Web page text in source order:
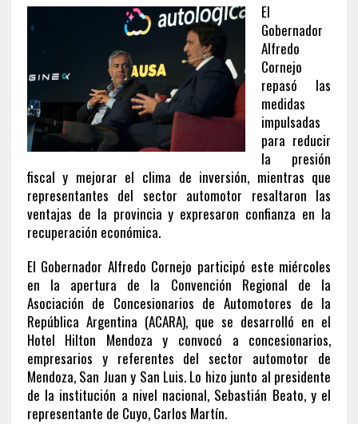
El
Gobernador
Alfredo
Cornejo
repasó las
medidas
impulsadas
para reducir
la presión
fiscal y mejorar el clima de inversión, mientras que
representantes del sector automotor resaltaron las
ventajas de la provincia y expresaron confianza en la
recuperación económica.
El Gobernador Alfredo Cornejo participó este miércoles
en la apertura de la Convención Regional de la
Asociación de Concesionarios de Automotores de la
República Argentina (ACARA), que se desarrolló en el
Hotel Hilton Mendoza y convocó a concesionarios,
empresarios y referentes del sector automotor de
Mendoza, San Juan y San Luis. Lo hizo junto al presidente
de la institución a nivel nacional, Sebastián Beato, y el
representante de Cuyo, Carlos Martín.